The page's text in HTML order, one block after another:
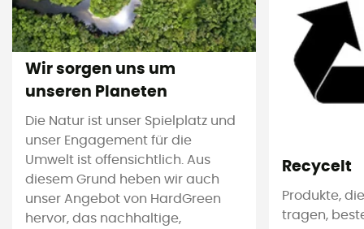
Wir sorgen uns um
unseren Planeten
Die Natur ist unser Spielplatz und
unser Engagement für die
Umwelt ist offensichtlich. Aus
diesem Grund heben wir auch
unser Angebot von HardGreen
hervor, das nachhaltige,
Recycelt
Produkte,
tragen,